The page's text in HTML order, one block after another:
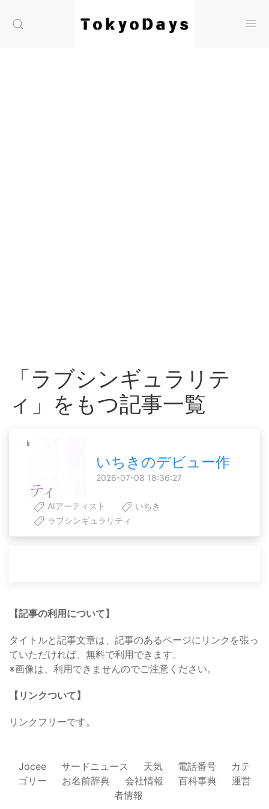
「ラブシンギュラリテ
ィ」をもつ記事一覧
いちきのデビュー作
2026-07-08 18:36:27
AIアーティスト
いちき
ラブシンギュラリティ
【記事の利用について】
タイトルと記事文章は、記事のあるページにリンクを張っ
ていただければ、無料で利用できます。
※画像は、利用できませんのでご注意ください。
【リンクついて】
リンクフリーです。
Jocee サードニュース 天気 電話番号
カテ
ゴリー
お名前辞典 会社情報 百科事典
運営
者情報